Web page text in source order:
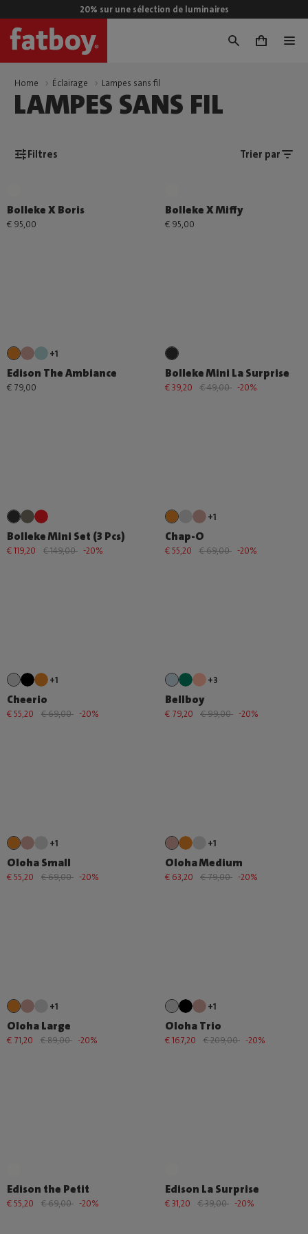
20% sur une sélection de luminaires
0
Home Éclairage Lampes sans fil
LAMPES SANS FIL
Filtres Trier par
Bolleke X Boris
€ 95,00
Bolleke X Miffy
€ 95,00
+1
Edison The Ambiance
€ 79,00
Bolleke Mini La Surprise
€ 39,20 € 49,00 -20%
Bolleke Mini Set (3 Pcs)
€ 119,20 € 149,00 -20%
+1
Chap-O
€ 55,20 € 69,00 -20%
+1
Cheerio
€ 55,20 € 69,00 -20%
+3
Bellboy
€ 79,20 € 99,00 -20%
+1
Oloha Small
€ 55,20 € 69,00 -20%
+1
Oloha Medium
€ 63,20 € 79,00 -20%
+1
Oloha Large
€ 71,20 € 89,00 -20%
+1
Oloha Trio
€ 167,20 € 209,00 -20%
Edison the Petit
€ 55,20 € 69,00 -20%
Edison La Surprise
€ 31,20 € 39,00 -20%